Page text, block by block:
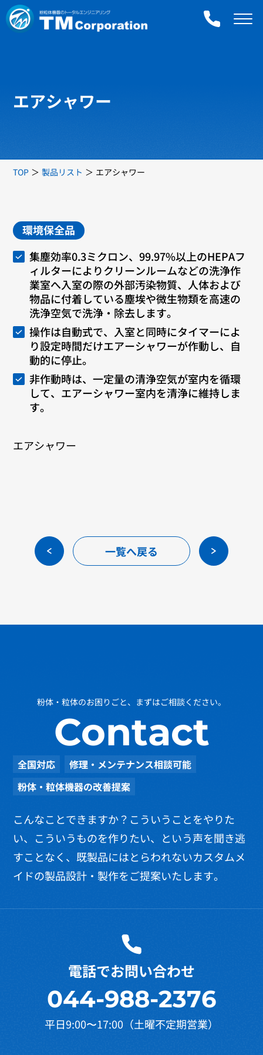
エアシャワー
TOP 製品リスト エアシャワー
環境保全品
集塵効率0.3ミクロン、99.97%以上のHEPAフ
ィルターによりクリーンルームなどの洗浄作
業室へ入室の際の外部汚染物質、人体および
物品に付着している塵埃や微生物類を高速の
洗浄空気で洗浄・除去します。
操作は自動式で、入室と同時にタイマーによ
り設定時間だけエアーシャワーが作動し、自
動的に停止。
非作動時は、一定量の清浄空気が室内を循環
して、エアーシャワー室内を清浄に維持しま
す。
エアシャワー
一覧へ戻る
粉体・粒体のお困りごと、まずはご相談ください。
Contact
全国対応
修理・メンテナンス相談可能
粉体・粒体機器の改善提案
こんなことできますか？こういうことをやりた
い、こういうものを作りたい、という声を聞き逃
すことなく、既製品にはとらわれないカスタムメ
イドの製品設計・製作をご提案いたします。
電話でお問い合わせ
044-988-2376
平日9:00〜17:00（土曜不定期営業）